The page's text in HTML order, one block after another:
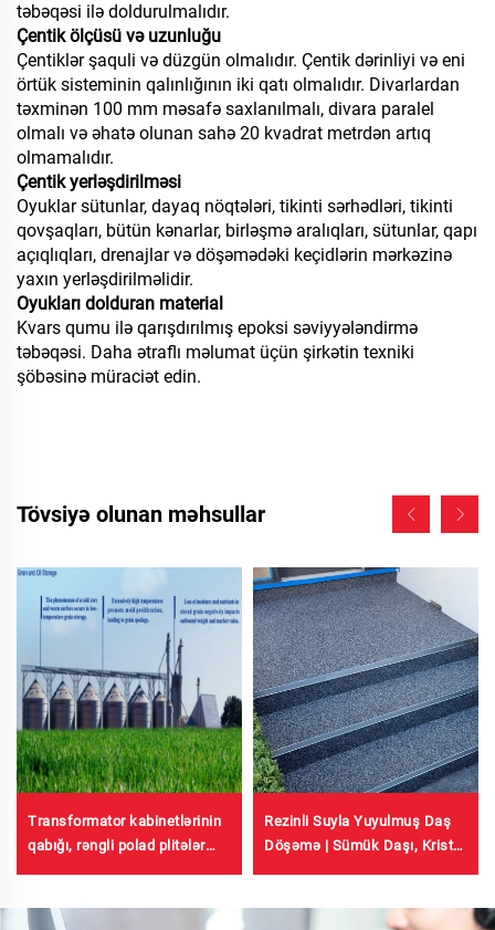
təbəqəsi ilə doldurulmalıdır.
Çentik ölçüsü və uzunluğu
Çentiklər şaquli və düzgün olmalıdır. Çentik dərinliyi və eni
örtük sisteminin qalınlığının iki qatı olmalıdır. Divarlardan
təxminən 100 mm məsafə saxlanılmalı, divara paralel
olmalı və əhatə olunan sahə 20 kvadrat metrdən artıq
olmamalıdır.
Çentik yerləşdirilməsi
Oyuklar sütunlar, dayaq nöqtələri, tikinti sərhədləri, tikinti
qovşaqları, bütün kənarlar, birləşmə aralıqları, sütunlar, qapı
açıqlıqları, drenajlar və döşəmədəki keçidlərin mərkəzinə
yaxın yerləşdirilməlidir.
Oyukları dolduran material
Kvars qumu ilə qarışdırılmış epoksi səviyyələndirmə
təbəqəsi. Daha ətraflı məlumat üçün şirkətin texniki
şöbəsinə müraciət edin.
Tövsiyə olunan məhsullar
Transformator kabinetlərinin
qabığı, rəngli polad plitələr
tankı üçün radiativ soyutma
Rezinli Suyla Yuyulmuş Daş
Döşəmə | Sümük Daşı, Kristal